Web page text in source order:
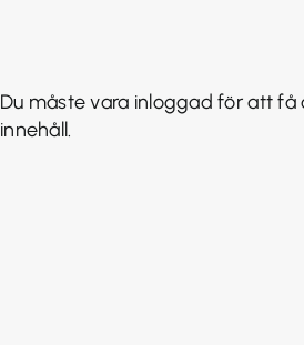
Du måste vara inloggad för att
innehåll.